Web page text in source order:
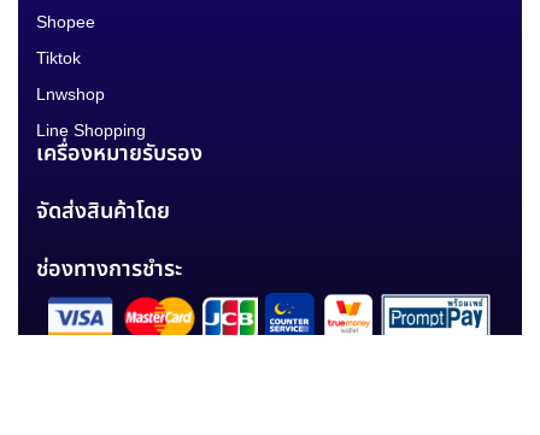
Shopee
Tiktok
Lnwshop
Line Shopping
เครื่องหมายรับรอง
จัดส่งสินค้าโดย
ช่องทางการชำระ